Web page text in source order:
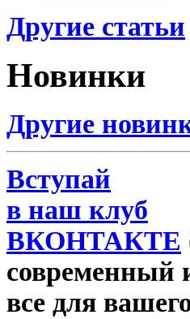
Другие статьи
Новинки
Другие
Вступай
в наш клуб
ВКОНТАКТЕ
современный
все для